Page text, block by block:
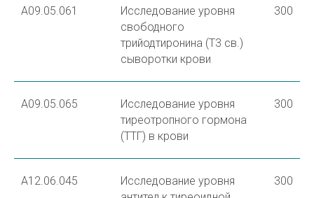
A09.05.061
Исследование уровня
свободного
трийодтиронина (Т3 св.)
сыворотки крови
300
A09.05.065
Исследование уровня
тиреотропного гормона
(ТТГ) в крови
300
А12.06.045
Исследование уровня
300